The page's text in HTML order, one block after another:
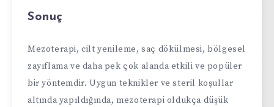
Sonuç
Mezoterapi, cilt yenileme, saç dökülmesi, bölgesel
zayıflama ve daha pek çok alanda etkili ve popüler
bir yöntemdir. Uygun teknikler ve steril koşullar
altında yapıldığında, mezoterapi oldukça düşük